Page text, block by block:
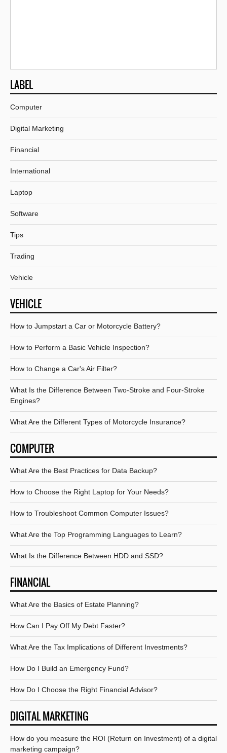
LABEL
Computer
Digital Marketing
Financial
International
Laptop
Software
Tips
Trading
Vehicle
VEHICLE
How to Jumpstart a Car or Motorcycle Battery?
How to Perform a Basic Vehicle Inspection?
How to Change a Car's Air Filter?
What Is the Difference Between Two-Stroke and Four-Stroke
Engines?
What Are the Different Types of Motorcycle Insurance?
COMPUTER
What Are the Best Practices for Data Backup?
How to Choose the Right Laptop for Your Needs?
How to Troubleshoot Common Computer Issues?
What Are the Top Programming Languages to Learn?
What Is the Difference Between HDD and SSD?
FINANCIAL
What Are the Basics of Estate Planning?
How Can I Pay Off My Debt Faster?
What Are the Tax Implications of Different Investments?
How Do I Build an Emergency Fund?
How Do I Choose the Right Financial Advisor?
DIGITAL MARKETING
How do you measure the ROI (Return on Investment) of a digital
marketing campaign?